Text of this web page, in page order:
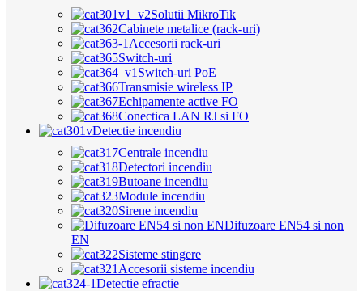
Solutii MikroTik
Cabinete metalice (rack-uri)
Accesorii rack-uri
Switch-uri
Switch-uri PoE
Transmisie wireless IP
Echipamente active FO
Conectica LAN RJ si FO
Detectie incendiu
Centrale incendiu
Detectori incendiu
Butoane incendiu
Module incendiu
Sirene incendiu
Difuzoare EN54 si non
EN
Sisteme stingere
Accesorii sisteme incendiu
Detectie efractie